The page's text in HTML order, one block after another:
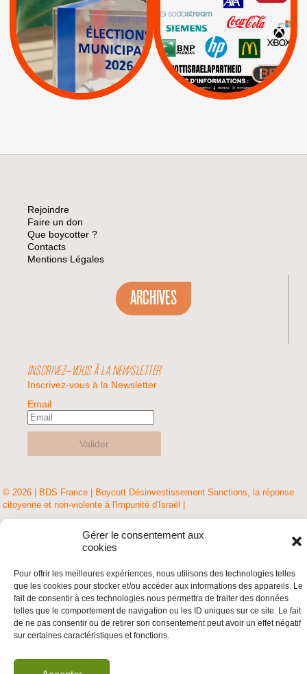
Gérer le consentement aux
cookies
Pour offrir les meilleures expériences, nous utilisons des technologies telles
que les cookies pour stocker et/ou accéder aux informations des appareils. Le
fait de consentir à ces technologies nous permettra de traiter des données
telles que le comportement de navigation ou les ID uniques sur ce site. Le fait
de ne pas consentir ou de retirer son consentement peut avoir un effet négatif
sur certaines caractéristiques et fonctions.
APPELS | Actus |
Espaces Sans
Apartheid
| Lettres d'interpellation
Keter |
Livres et brochures |
Mehadrin | PUMA
Sodastream |
Visuels, tracts,
affiches,...
Rejoindre
Faire un don
Que boycotter ?
Contacts
Mentions Légales
ARCHIVES
INSCRIVEZ-VOUS À LA NEWSLETTER
Inscrivez-vous à la Newsletter
Email
Valider
© 2026 | BDS France | Boycott Désinvestissement Sanctions, la réponse
citoyenne et non-violente à l'impunité d'Israël |